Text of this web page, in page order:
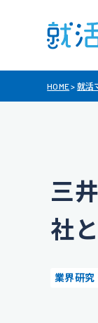
HOME> 就活
三
社
業界研究